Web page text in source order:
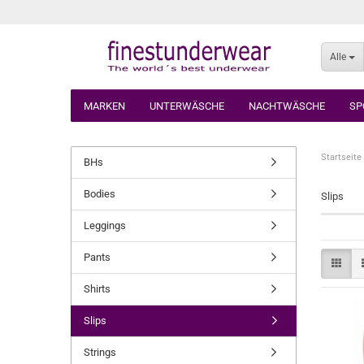
Alle
MARKEN UNTERWÄSCHE NACHTWÄSCHE
Startseite
Slips
BHs
Bodies
Leggings
Pants
Shirts
Slips
Strings